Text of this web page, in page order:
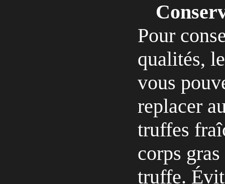
Pour
qualités,
vous
replacer
truffes
corps
truffe.